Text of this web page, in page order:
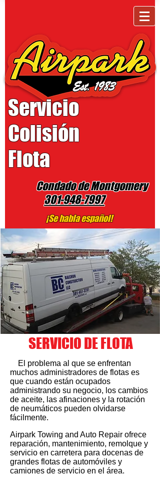
Servicio
Colisión
Flota
Condado de Frederick
301-674-4333
Condado de Montgomery
301-948-7997
¡Se habla español!
#weareairpark
SERVICIO DE FLOTA
El problema al que se enfrentan
muchos administradores de flotas es
que cuando están ocupados
administrando su negocio, los cambios
de aceite, las afinaciones y la rotación
de neumáticos pueden olvidarse
fácilmente.
Airpark Towing and Auto Repair ofrece
reparación, mantenimiento, remolque y
servicio en carretera para docenas de
grandes flotas de automóviles y
camiones de servicio en el área.